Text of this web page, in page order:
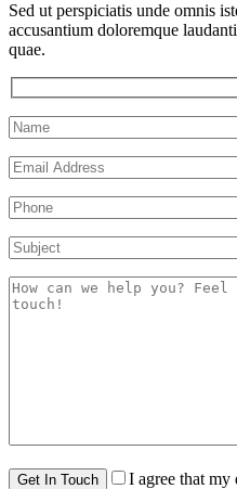
Sed ut perspiciatis unde omnis
accusantium doloremque
quae.
I agree that my